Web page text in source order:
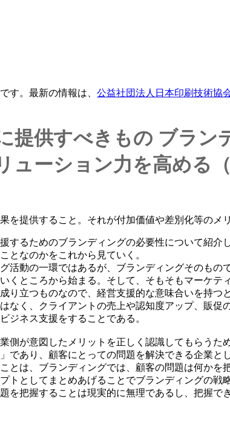
す。最新の情報は、公益社団法人日本印刷技術協
提供すべきもの ブラン
ーション力を高める（
を提供すること。それが付加価値や差別化等のメ
するためのブランディングの必要性について紹介
となのかをこれから見ていく。
活動の一環ではあるが、ブランディングそのもの
くところから始まる。そして、そもそもマーケテ
り立つものなので、経営支援的な意味合いを持つ
なく、クライアントの売上や認知度アップ、販促
ジネス支援をすることである。
側が意図したメリットを正しく認識してもらうた
であり、顧客にとっての問題を解決できる企業と
とは、ブランディングでは、顧客の問題は何かを
トとしてまとめあげることでブランディングの戦
を把握することは現実的に無理であるし、把握で